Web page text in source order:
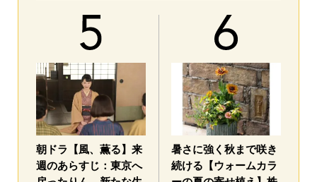
朝ドラ【風、薫る】来
週のあらすじ：東京へ
暑さに強く秋まで咲き
続ける【ウォームカラ